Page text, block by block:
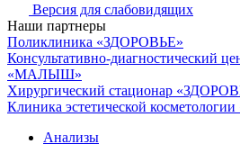
Версия для слабовидящих
Наши партнеры
Поликлиника «ЗДОРОВЬЕ»
Консультативно-диагностический
«МАЛЫШ»
Хирургический стационар
Клиника эстетической
Анализы